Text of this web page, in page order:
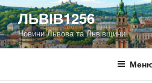
Перейти
до
вмісту
ЛЬВІВ1256
Новини Львова та Львівщини